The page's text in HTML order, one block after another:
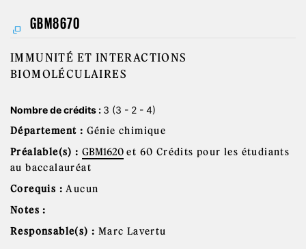
GBM8670
IMMUNITÉ ET INTERACTIONS
BIOMOLÉCULAIRES
Nombre de crédits : 3 (3 - 2 - 4)
Département : Génie chimique
Préalable(s) : GBM1620 et 60 Crédits pour les étudiants
au baccalauréat
Corequis :Aucun
Notes :
Responsable(s) : Marc Lavertu